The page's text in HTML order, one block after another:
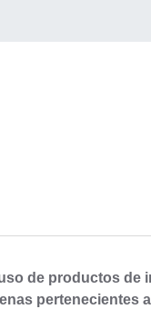
de productos de
pertenecientes